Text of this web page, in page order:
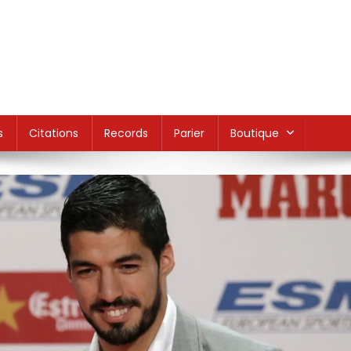
Citations Records Parier Boutique